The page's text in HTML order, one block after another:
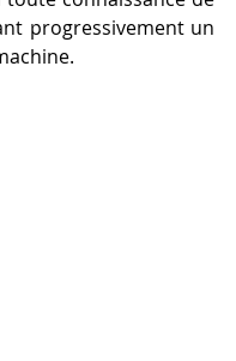
progressivement un